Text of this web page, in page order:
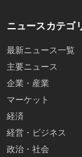
ニュースカテゴ
最新ニュース一覧
主要ニュース
企業・産業
マーケット
経済
経営・ビジネス
政治・社会